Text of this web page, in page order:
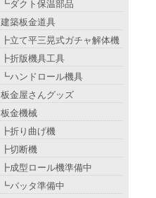
┗ダクト保温部品
建築板金道具
┣立て平三晃式ガチャ解体機
┣折版機具工具
┗ハンドロール機具
板金屋さんグッズ
板金機械
┣折り曲げ機
┣切断機
┣成型ロール機準備中
┗バッタ準備中